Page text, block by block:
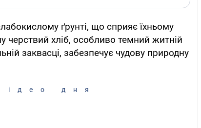
ґрунті, що сприяє їхньому
черствий хліб, особливо темний житній
заквасці, забезпечує чудову природну
дня